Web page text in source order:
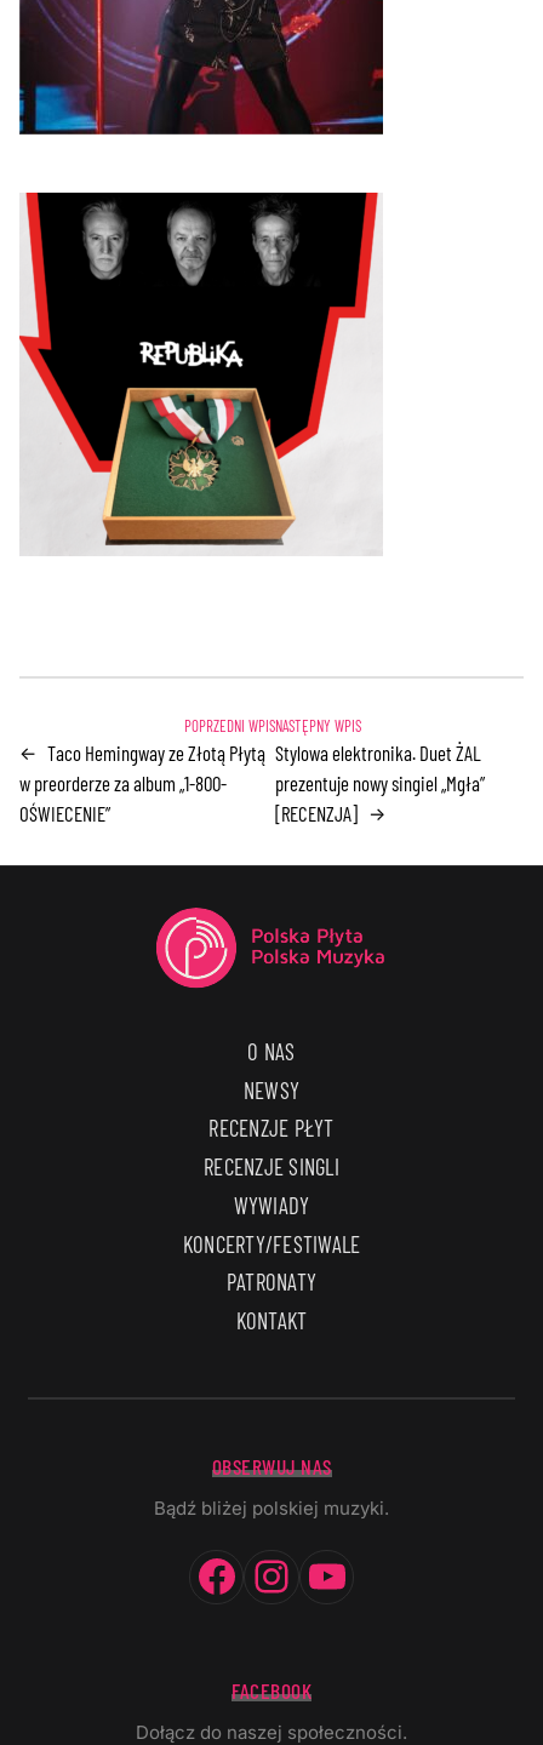
← Taco Hemingway ze Złotą Płytą
w preorderze za album „1-800-
OŚWIECENIE”
Stylowa elektronika. Duet ŻAL
prezentuje nowy singiel „Mgła”
[RECENZJA] →
O NAS
NEWSY
RECENZJE PŁYT
RECENZJE SINGLI
WYWIADY
KONCERTY/FESTIWALE
PATRONATY
KONTAKT
OBSERWUJ NAS
Bądź bliżej polskiej muzyki.
Facebook
Instagram
FACEBOOK
Dołącz do naszej społeczności.